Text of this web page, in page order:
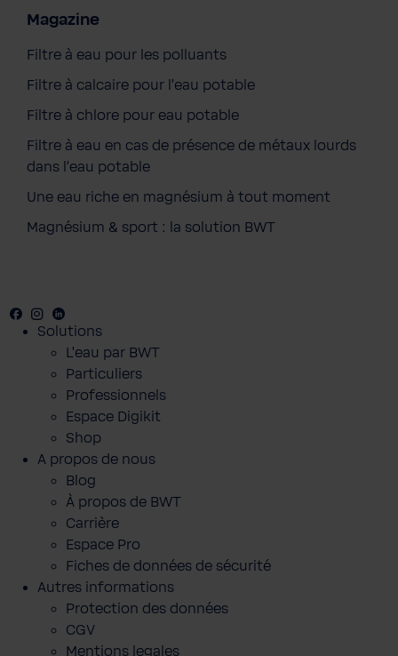
Magazine
Filtre à eau pour les polluants
Filtre à calcaire pour l'eau potable
Filtre à chlore pour eau potable
Filtre à eau en cas de présence de métaux lourds
dans l'eau potable
Une eau riche en magnésium à tout moment
Magnésium & sport : la solution BWT
Facebook
YoutubeInstagram
Solutions
L'eau par BWT
Particuliers
Professionnels
Espace Digikit
Shop
A propos de nous
Blog
À propos de BWT
Carrière
Espace Pro
Fiches de données de sécurité
Autres informations
Protection des données
CGV
Mentions legales